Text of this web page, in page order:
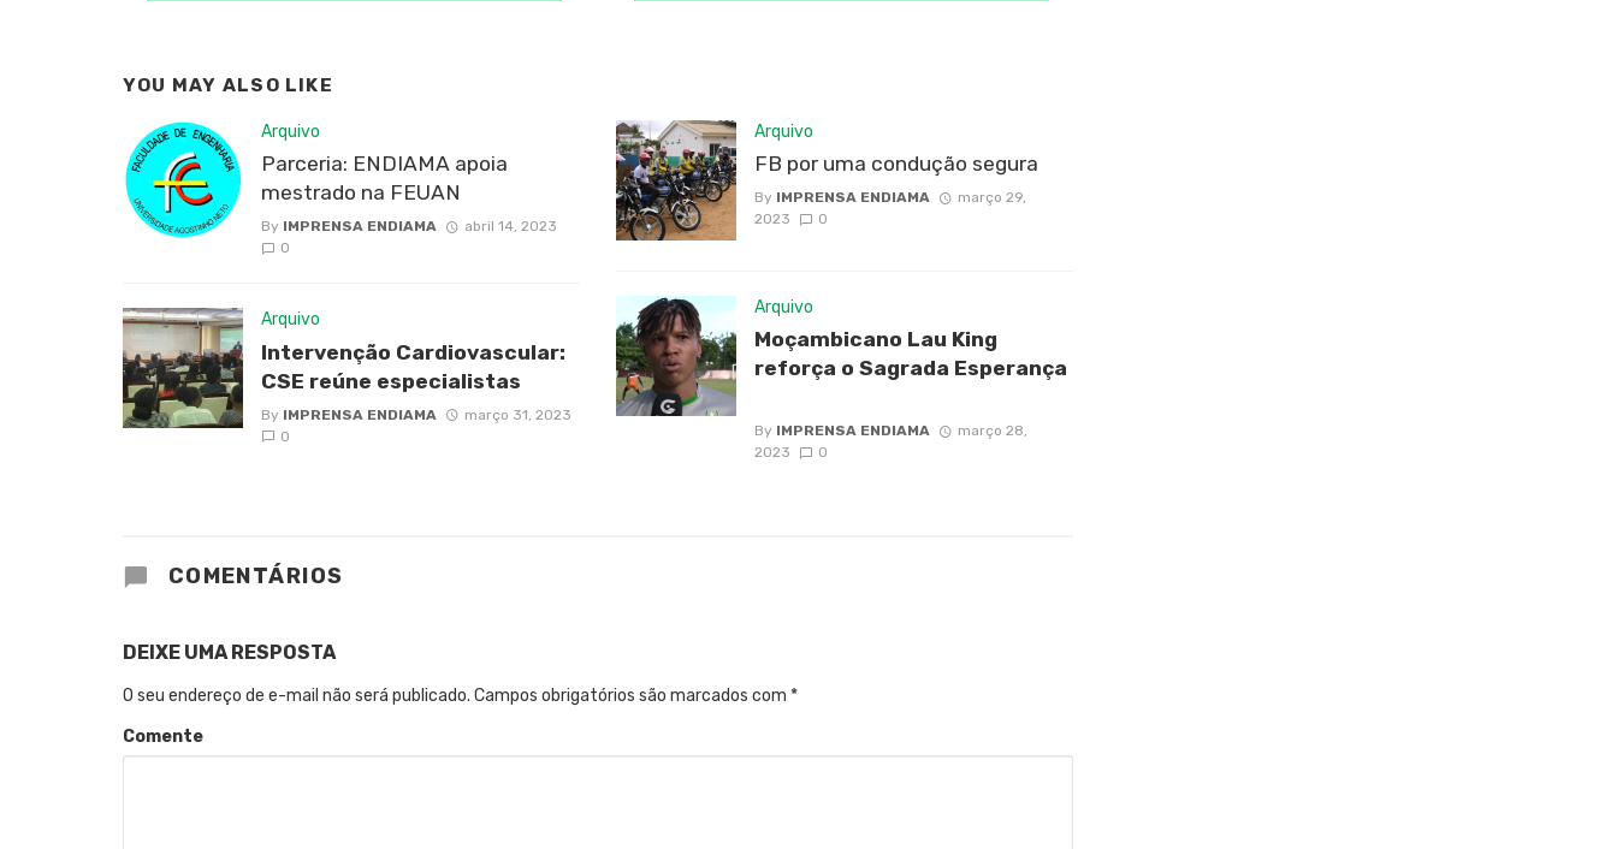
YOU MAY ALSO LIKE
Arquivo
Parceria: ENDIAMA apoia
mestrado na FEUAN
By IMPRENSA ENDIAMA
abril 14, 2023
0
Arquivo
Intervenção Cardiovascular:
CSE reúne especialistas
By IMPRENSA ENDIAMA
março 31, 2023
0
Arquivo
FB por uma condução segura
By IMPRENSA ENDIAMA
março 29,
2023
0
Arquivo
Moçambicano Lau King
reforça o Sagrada Esperança
By IMPRENSA ENDIAMA
março 28,
2023
0
COMENTÁRIOS
DEIXE UMA RESPOSTA
O seu endereço de e-mail não será publicado. Campos obrigatórios são marcados com *
Comente